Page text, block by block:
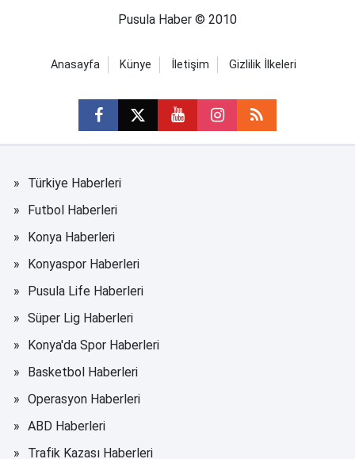
Pusula Haber © 2010
Anasayfa Künye İletişim Gizlilik İlkeleri
Türkiye Haberleri
Futbol Haberleri
Konya Haberleri
Konyaspor Haberleri
Pusula Life Haberleri
Süper Lig Haberleri
Konya'da Spor Haberleri
Basketbol Haberleri
Operasyon Haberleri
ABD Haberleri
Trafik Kazası Haberleri